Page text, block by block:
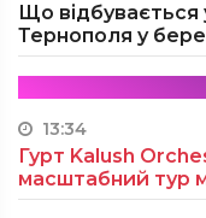
Що відбувається
Тернополя у
13:34
Гурт Kalush
масштабний тур